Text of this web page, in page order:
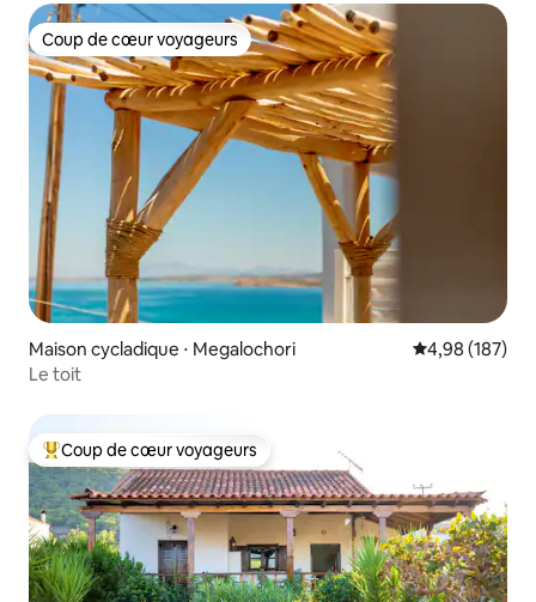
Coup de cœur voyageurs
Coup de cœur voyageurs
Maison cycladique ⋅ Megalochori Évaluation
4,98 (187)
Le toit
Coups de cœur voyageurs les plus appréciés
Coup de cœur voyageurs